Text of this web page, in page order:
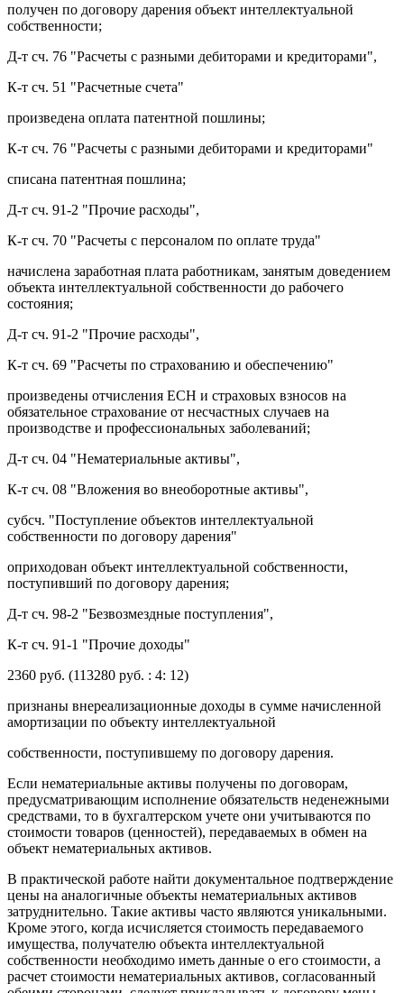
получен по договору дарения объект интеллектуальной
собственности;
Д-т сч. 76 "Расчеты с разными дебиторами и кредиторами",
К-т сч. 51 "Расчетные счета"
произведена оплата патентной пошлины;
К-т сч. 76 "Расчеты с разными дебиторами и кредиторами"
списана патентная пошлина;
Д-т сч. 91-2 "Прочие расходы",
К-т сч. 70 "Расчеты с персоналом по оплате труда"
начислена заработная плата работникам, занятым доведением
объекта интеллектуальной собственности до рабочего
состояния;
Д-т сч. 91-2 "Прочие расходы",
К-т сч. 69 "Расчеты по страхованию и обеспечению"
произведены отчисления ЕСН и страховых взносов на
обязательное страхование от несчастных случаев на
производстве и профессиональных заболеваний;
Д-т сч. 04 "Нематериальные активы",
К-т сч. 08 "Вложения во внеоборотные активы",
субсч. "Поступление объектов интеллектуальной
собственности по договору дарения"
оприходован объект интеллектуальной собственности,
поступивший по договору дарения;
Д-т сч. 98-2 "Безвозмездные поступления",
К-т сч. 91-1 "Прочие доходы"
2360 руб. (113280 руб. : 4: 12)
признаны внереализационные доходы в сумме начисленной
амортизации по объекту интеллектуальной
собственности, поступившему по договору дарения.
Если нематериальные активы получены по договорам,
предусматривающим исполнение обязательств неденежными
средствами, то в бухгалтерском учете они учитываются по
стоимости товаров (ценностей), передаваемых в обмен на
объект нематериальных активов.
В практической работе найти документальное подтверждение
цены на аналогичные объекты нематериальных активов
затруднительно. Такие активы часто являются уникальными.
Кроме этого, когда исчисляется стоимость передаваемого
имущества, получателю объекта интеллектуальной
собственности необходимо иметь данные о его стоимости, а
расчет стоимости нематериальных активов, согласованный